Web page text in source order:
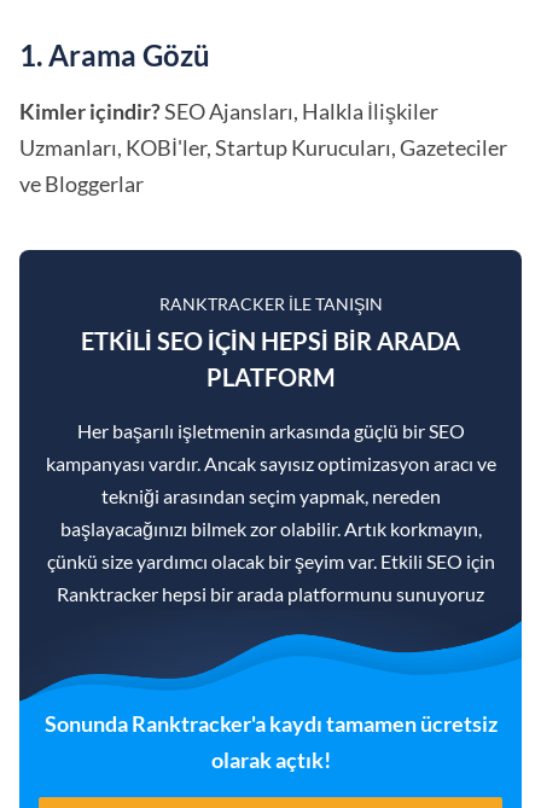
1. Arama Gözü
Kimler içindir?SEO Ajansları, Halkla İlişkiler
Uzmanları, KOBİ'ler, Startup Kurucuları, Gazeteciler
ve Bloggerlar
RANKTRACKER ILE TANIŞIN
ETKILI SEO IÇIN HEPSI BIR ARADA
PLATFORM
Her başarılı işletmenin arkasında güçlü bir SEO
kampanyası vardır. Ancak sayısız optimizasyon aracı ve
tekniği arasından seçim yapmak, nereden
başlayacağınızı bilmek zor olabilir. Artık korkmayın,
çünkü size yardımcı olacak bir şeyim var. Etkili SEO için
Ranktracker hepsi bir arada platformunu sunuyoruz
Sonunda Ranktracker'a kaydı tamamen ücretsiz
olarak açtık!